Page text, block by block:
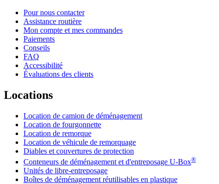
Pour nous contacter
Assistance routière
Mon compte et mes commandes
Paiements
Conseils
FAQ
Accessibilité
Évaluations des clients
Locations
Location de camion de déménagement
Location de fourgonnette
Location de remorque
Location de véhicule de remorquage
Diables et couvertures de protection
Conteneurs de déménagement et d'entreposage U-Box®
Unités de libre-entreposage
Boîtes de déménagement réutilisables en plastique